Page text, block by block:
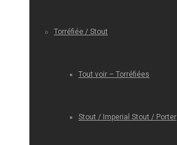
Torréfiée / Stout
Tout voir – Torréfiées
Stout / Imperial Stout / Porter